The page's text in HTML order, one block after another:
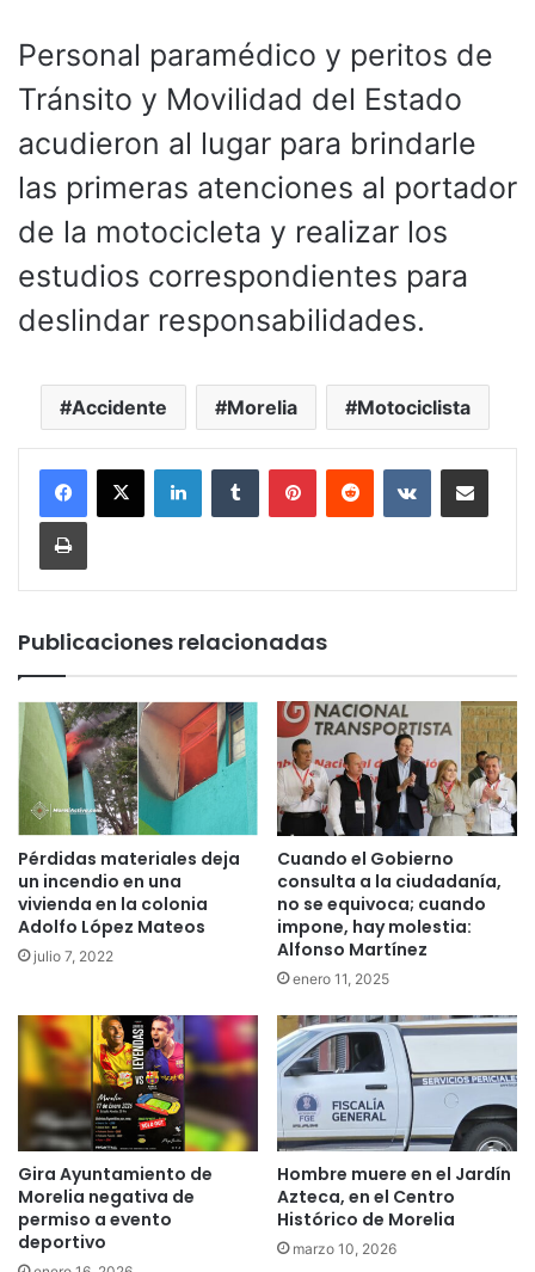
Personal paramédico y peritos de
Tránsito y Movilidad del Estado
acudieron al lugar para brindarle
las primeras atenciones al portador
de la motocicleta y realizar los
estudios correspondientes para
deslindar responsabilidades.
Accidente Morelia Motociclista
LinkedInTumblr PinterestReddit VKontakteCompartir por
Imprimir
Publicaciones relacionadas
Pérdidas materiales deja
un incendio en una
vivienda en la colonia
Adolfo López Mateos
julio 7, 2022
Cuando el Gobierno
consulta a la ciudadanía,
no se equivoca; cuando
impone, hay molestia:
Alfonso Martínez
enero 11, 2025
Gira Ayuntamiento de
Morelia negativa de
permiso a evento
deportivo
Hombre muere en el Jardín
Azteca, en el Centro
Histórico de Morelia
marzo 10, 2026